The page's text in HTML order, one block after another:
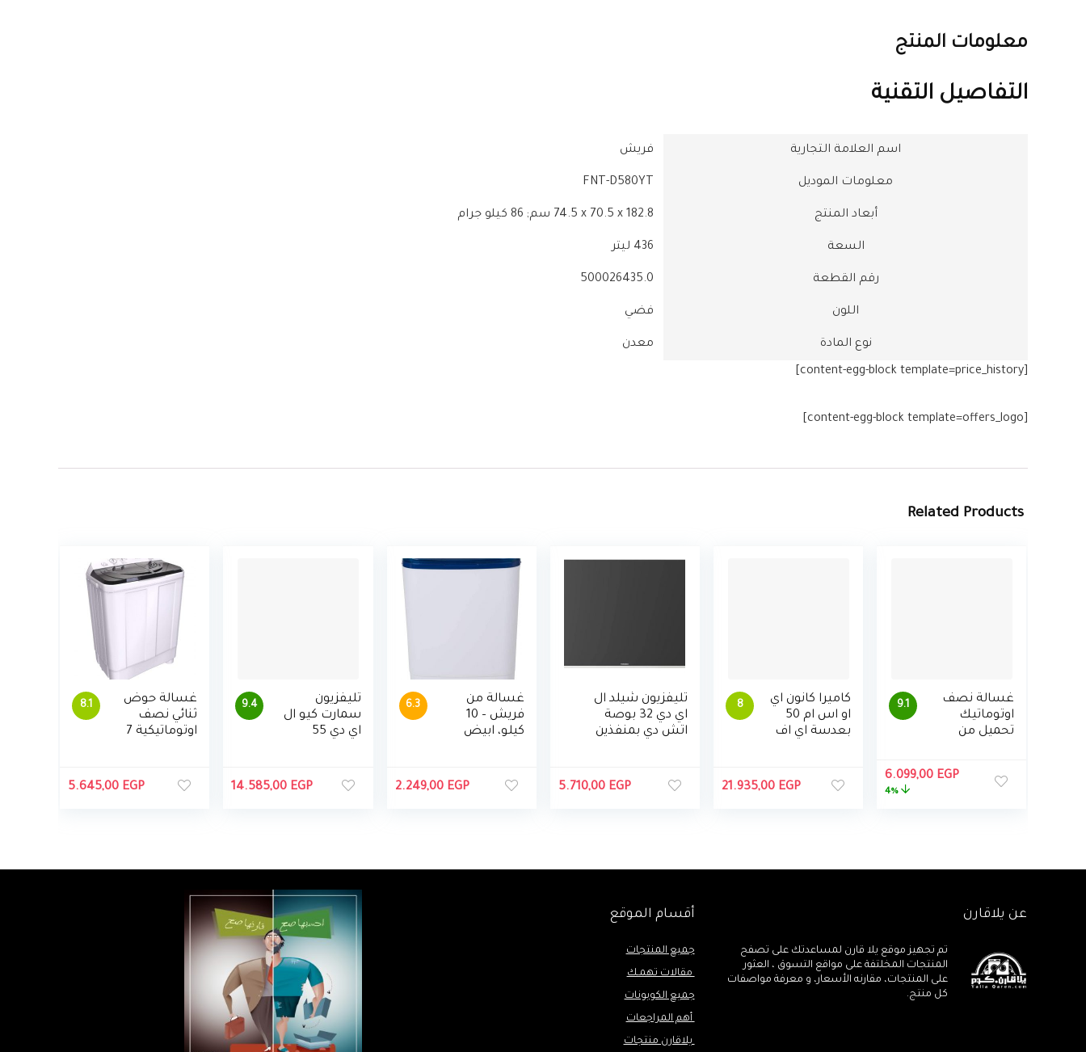
معلومات المنتج
التفاصيل التقنية
اسم العلامة التجارية
معلومات الموديل ‎FNT-D580YT
أبعاد المنتج ‎74.5 x 70.5 x 182.8 سم; 86 كيلو جرام
السعة ‎436 ليتر
رقم القطعة ‎500026435.0
اللون
نوع المادة
[content-egg-block template=price_history]
[content-egg-block template=offers_logo]
Related Products
9.1
غسالة نصف
اوتوماتيك
تحميل من
السعر6.099,00 EGP
السعر
الحالي
4%
8
كاميرا كانون اي
او اس ام 50
بعدسة اي اف
21.935,00 EGP
تليفزيون شيلد ال
اي دي 32 بوصة
اتش دي بمنفذين
من تورنيدو، اسود –
5.710,00 EGP
6.3
غسالة من
فريش – 10
كيلو، ابيض
2.249,00 EGP
9.4
تليفزيون
سمارت كيو ال
اي دي 55
بريسيفر مدمج
14.585,00 EGP
8.1
غسالة حوض
ثنائي نصف
اوتوماتيكية 7
5.645,00 EGP
عن يلاقارن
تم تجهيز موقع يلا قارن لمساعدتك على تصفح
المنتجات المخلتفة على مواقع التسوق ، العثور
على المنتجات، مقارنه الأسعار، و معرفة مواصفات
كل منتج.
أقسام الموقع
جميع المنتجات
مقالات تهمـك
جميع الكوبونات
أهم المراجعات
يلاقارن منتجات